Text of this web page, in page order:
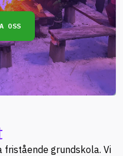
OSS
grundskola. Vi